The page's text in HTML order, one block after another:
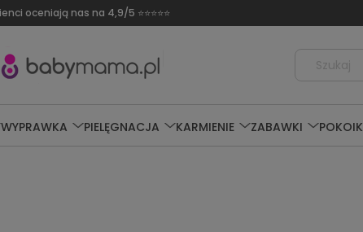
Darmowa dostawa od 249 zł
WYPRAWKA PIELĘGNACJA KARMIENIE ZABAWKI POKOIK